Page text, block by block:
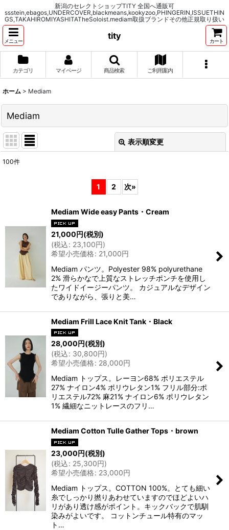
新潟のセレクトショップTITY 全国へ通販可
ssstein,ebagos,UNDERCOVER,blackmeans,kookyzoo,PHINGERIN,ISSUETHIN
GS,TAKAHIROMIYASHITATheSoloist.mediam取扱ブランドその他正規取り扱い
メニュー
tity
カート
カテゴリ マイページ 商品検索 ご利用案内
ホーム > Mediam
Mediam
表示順変更
100件
1 2 次»
Mediam Wide easy Pants・Cream
21,000円(税別)
(税込: 23,100円)
希望小売価格: 21,000円
Mediam パンツ。Polyester 98% polyurethane
2% 滑らかなで上質なストレッチポンチを使用し
たワイドイージーパンツ。 カジュアルなデザイン
でありながら、張りと美…
Mediam Frill Lace Knit Tank・Black
28,000円(税別)
(税込: 30,800円)
希望小売価格: 28,000円
Mediam トップス。レーヨン68% ポリエステル
27% ナイロン4% ポリウレタン1% フリル部分:ポ
リエステル72% 麻21% ナイロン6% ポリウレタン
1% 繊細なニットレースのフリ…
Mediam Cotton Tulle Gather Tops・brown
23,000円(税別)
(税込: 25,300円)
希望小売価格: 23,000円
Mediam トップス。COTTON 100%。とても細い
糸でしっかり撚りあわせていますのでほどよいハ
リがあり透け感がポイント。キックバックで肌馴
染みがよいです。 コットンチュール特有のマッ
ト…